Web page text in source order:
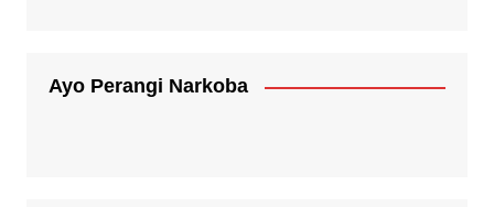
Ayo Perangi Narkoba